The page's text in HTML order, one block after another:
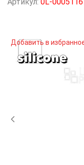
Добавить в